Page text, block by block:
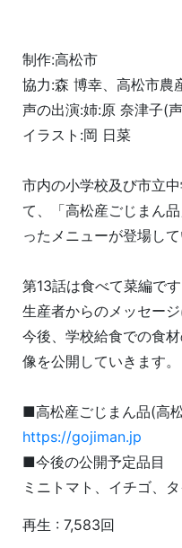
制作:高松市
協力:森 博幸、高松市農
声の出演:姉:原 奈津子(
イラスト:岡 日菜
市内の小学校及び市立
て、「高松産ごじまん
ったメニューが登場して
第13話は食べて菜編で
生産者からのメッセー
今後、学校給食での食
像を公開していきます。
■高松産ごじまん品(高
https://gojiman.jp
■今後の公開予定品目
ミニトマト、イチゴ、タ
再生 : 7,583回